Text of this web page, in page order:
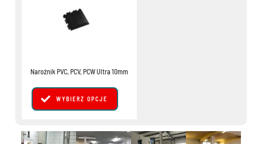
Narożnik PVC, PCV, PCW Ultra 10mm
WYBIERZ OPCJE
wybrać